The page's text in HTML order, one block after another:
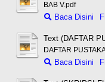
BAB V.pdf
Baca Disini
Text (DAFTAR
DAFTAR
Baca Disini